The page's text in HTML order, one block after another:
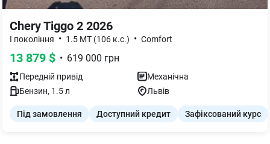
Chery Tiggo 2 2026
I покоління • 1.5 MT (106 к.с.) • Comfort
13 879 $ • 619 000 грн
Передній привід
Механічна
Бензин, 1.5л Львів
Під замовлення Доступний кредит Зафіксований курс